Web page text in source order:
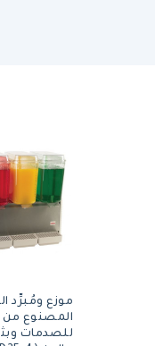
موزع ومُبرِّد
المصنوع من